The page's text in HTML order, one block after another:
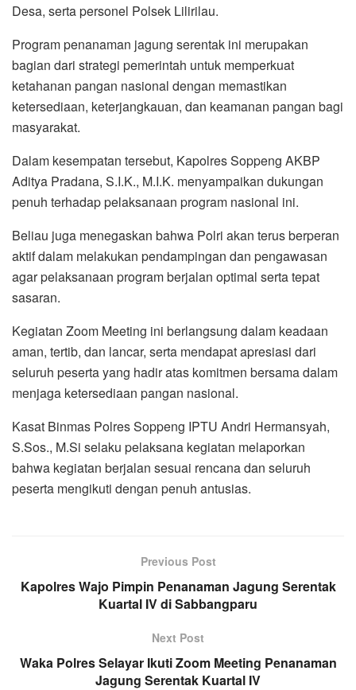
Desa, serta personel Polsek Lilirilau.
Program penanaman jagung serentak ini merupakan
bagian dari strategi pemerintah untuk memperkuat
ketahanan pangan nasional dengan memastikan
ketersediaan, keterjangkauan, dan keamanan pangan bagi
masyarakat.
Dalam kesempatan tersebut, Kapolres Soppeng AKBP
Aditya Pradana, S.I.K., M.I.K. menyampaikan dukungan
penuh terhadap pelaksanaan program nasional ini.
Beliau juga menegaskan bahwa Polri akan terus berperan
aktif dalam melakukan pendampingan dan pengawasan
agar pelaksanaan program berjalan optimal serta tepat
sasaran.
Kegiatan Zoom Meeting ini berlangsung dalam keadaan
aman, tertib, dan lancar, serta mendapat apresiasi dari
seluruh peserta yang hadir atas komitmen bersama dalam
menjaga ketersediaan pangan nasional.
Kasat Binmas Polres Soppeng IPTU Andri Hermansyah,
S.Sos., M.Si selaku pelaksana kegiatan melaporkan
bahwa kegiatan berjalan sesuai rencana dan seluruh
peserta mengikuti dengan penuh antusias.
Previous Post
Kapolres Wajo Pimpin Penanaman Jagung Serentak
Kuartal IV di Sabbangparu
Next Post
Waka Polres Selayar Ikuti Zoom Meeting Penanaman
Jagung Serentak Kuartal IV